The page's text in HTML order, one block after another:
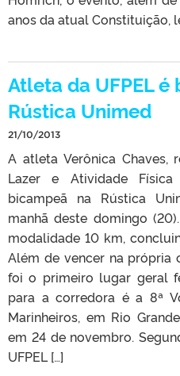
anos da atual Constituição,
Atleta da UFPEL
Rústica Unimed
21/10/2013
A atleta Verônica Chaves,
Lazer e Atividade Física
bicampeã na Rústica
manhã deste domingo
modalidade 10 km,
Além de vencer na própria
foi o primeiro lugar geral
para a corredora é a 8ª
Marinheiros, em Rio
em 24 de novembro.
UFPEL […]